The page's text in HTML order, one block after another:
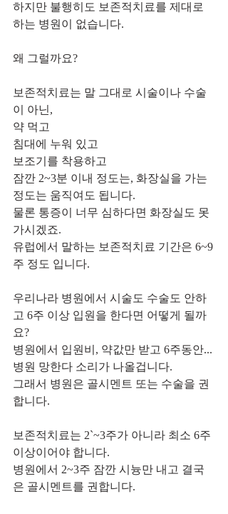
하지만 불행히도 보존적치료를 제대로
하는 병원이 없습니다.
왜 그럴까요?
보존적치료는 말 그대로 시술이나 수술
이 아닌,
약 먹고
침대에 누워 있고
보조기를 착용하고
잠깐 2~3분 이내 정도는, 화장실을 가는
정도는 움직여도 됩니다.
물론 통증이 너무 심하다면 화장실도 못
가시겠죠.
유럽에서 말하는 보존적치료 기간은 6~9
주 정도 입니다.
우리나라 병원에서 시술도 수술도 안하
고 6주 이상 입원을 한다면 어떻게 될까
요?
병원에서 입원비, 약값만 받고 6주동안...
병원 망한다 소리가 나올겁니다.
그래서 병원은 골시멘트 또는 수술을 권
합니다.
보존적치료는 2`~3주가 아니라 최소 6주
이상이어야 합니다.
병원에서 2~3주 잠깐 시늉만 내고 결국
은 골시멘트를 권합니다.